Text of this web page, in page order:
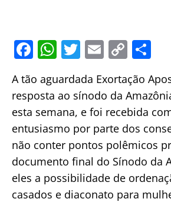
F
c
e
b
o
o
k
W
at
s
A
p
p
T
w
itt
er
E
ai
l
C
p
y
Li
n
k
ar
e
A tão aguardada Exortação
resposta ao sínodo da
esta semana, e foi recebida
entusiasmo por parte dos
não conter pontos polêmicos
documento final do Sínodo da
eles a possibilidade de
casados e diaconato para